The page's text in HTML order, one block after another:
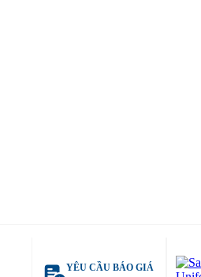
YÊU CẦU BÁO GIÁ